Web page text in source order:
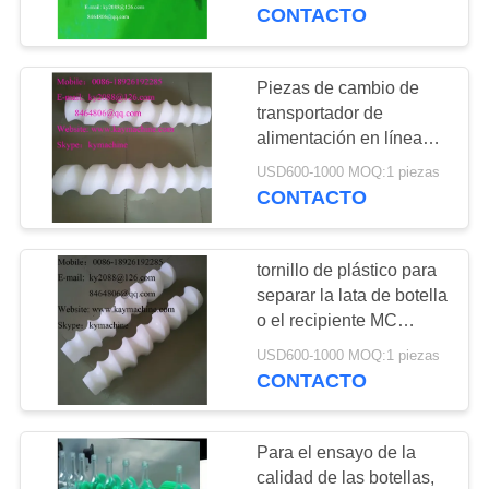
CONTROL
DE
CALIDAD
CONTACTO
NOTICIAS
SOLICITAR
UNA
COTIZACIÓN
MAPA
tornillos de
alimentación, los
tornillos de rodadur
Repuesto de
engranajes de nylon
Repuesto de
engranajes de
UHMWPE Repuesto
de engranajes POM
Repuesto
Cadenas de plástico
RS Cadenas de
plástico corta
CONTACTO
Piezas de cambio de
transportador de
alimentación en línea
recta Piezas de
manipulación de
cónicas para la industria
del embalaje
USD600-1000 MOQ:1 piezas
CONTACTO
tornillo de plástico para
separar la lata de botella
o el recipiente MC
tornillo de
nylon/UPE/UHMWPE
USD600-1000 MOQ:1 piezas
CONTACTO
Para el ensayo de la
calidad de las botellas,